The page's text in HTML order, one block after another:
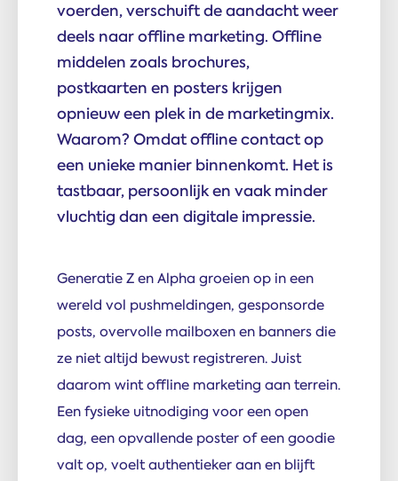
voerden, verschuift de aandacht weer
deels naar offline marketing. Offline
middelen zoals brochures,
postkaarten en posters krijgen
opnieuw een plek in de marketingmix.
Waarom? Omdat offline contact op
een unieke manier binnenkomt. Het is
tastbaar, persoonlijk en vaak minder
vluchtig dan een digitale impressie.
Generatie Z en Alpha groeien op in een
wereld vol pushmeldingen, gesponsorde
posts, overvolle mailboxen en banners die
ze niet altijd bewust registreren. Juist
daarom wint offline marketing aan terrein.
Een fysieke uitnodiging voor een open
dag, een opvallende poster of een goodie
valt op, voelt authentieker aan en blijft